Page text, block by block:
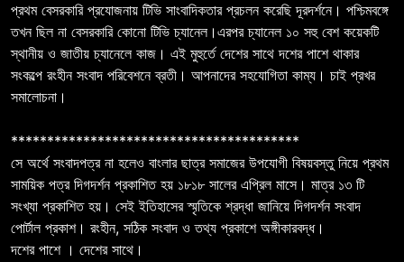
প্রথম বেসরকারি প্রযোজনায় টিভি সাংবাদিকতার প্রচলন করেছি দূরদর্শনে। পশ্চিমবঙ্গে
তখন ছিল না বেসরকারি কোনো টিভি চ্যানেল।এরপর চ্যানেল ১০ সহু বেশ কয়েকটি
স্থানীয় ও জাতীয় চ্যানেলে কাজ। এই মুহুর্তে দেশের সাথে দশের পাশে থাকার
সংকল্পে রংহীন সংবাদ পরিবেশনে ব্রতী। আপনাদের সহযোগিতা কাম্য। চাই প্রখর
সমালোচনা।
****************************************
সে অর্থে সংবাদপত্র না হলেও বাংলার ছাত্র সমাজের উপযোগী বিষয়বস্তু নিয়ে প্রথম
সাময়িক পত্র দিগদর্শন প্রকাশিত হয় ১৮১৮ সালের এপ্রিল মাসে। মাত্র ১৩ টি
সংখ্যা প্রকাশিত হয়। সেই ইতিহাসের স্মৃতিকে শ্রদ্ধা জানিয়ে দিগদর্শন সংবাদ
পোর্টাল প্রকাশ। রংহীন, সঠিক সংবাদ ও তথ্য প্রকাশে অঙ্গীকারবদ্ধ।
দশের পাশে । দেশের সাথে।